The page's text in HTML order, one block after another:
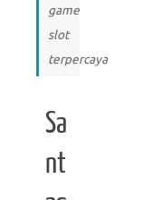
game
slot
terpercaya
Sa
nt